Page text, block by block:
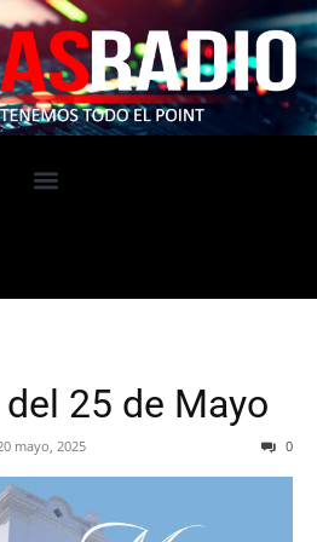
25 de Mayo
mayo, 2025 0